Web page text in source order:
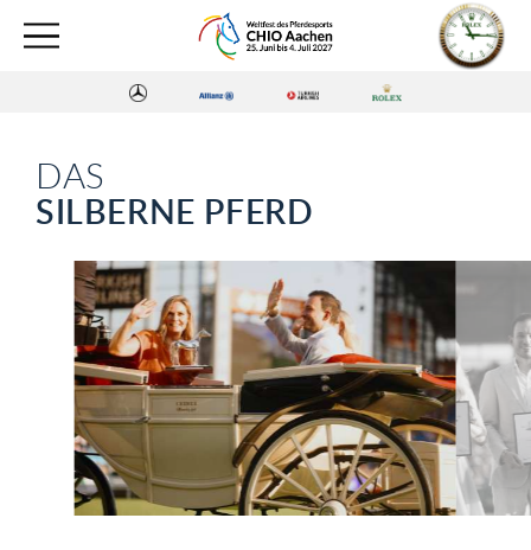
DAS
SILBERNE PFERD